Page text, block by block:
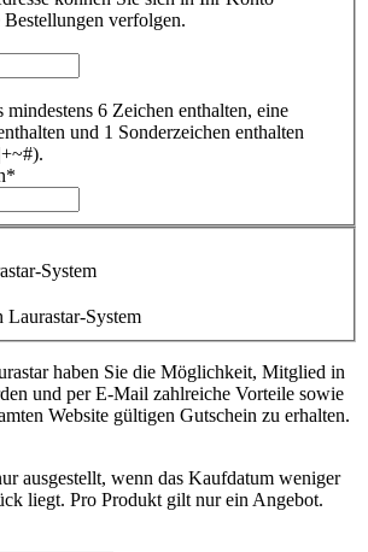
verfolgen.
mindestens 6 Zeichen enthalten, eine
und 1 Sonderzeichen enthalten
*
System
Laurastar-System
haben Sie die Möglichkeit, Mitglied in
und per E-Mail zahlreiche Vorteile sowie
Website gültigen Gutschein zu erhalten.
ausgestellt, wenn das Kaufdatum weniger
liegt. Pro Produkt gilt nur ein Angebot.